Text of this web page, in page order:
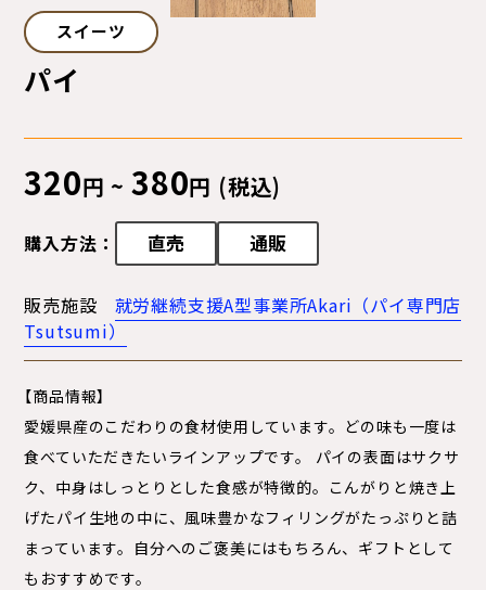
スイーツ
パイ
320円 ~380円 (税込)
購入方法： 直売 通販
販売施設
就労継続支援A型事業所Akari（パイ専門店
Tsutsumi）
【商品情報】
愛媛県産のこだわりの食材使用しています。どの味も一度は
食べていただきたいラインアップです。 パイの表面はサクサ
ク、中身はしっとりとした食感が特徴的。こんがりと焼き上
げたパイ生地の中に、風味豊かなフィリングがたっぷりと詰
まっています。自分へのご褒美にはもちろん、ギフトとして
もおすすめです。